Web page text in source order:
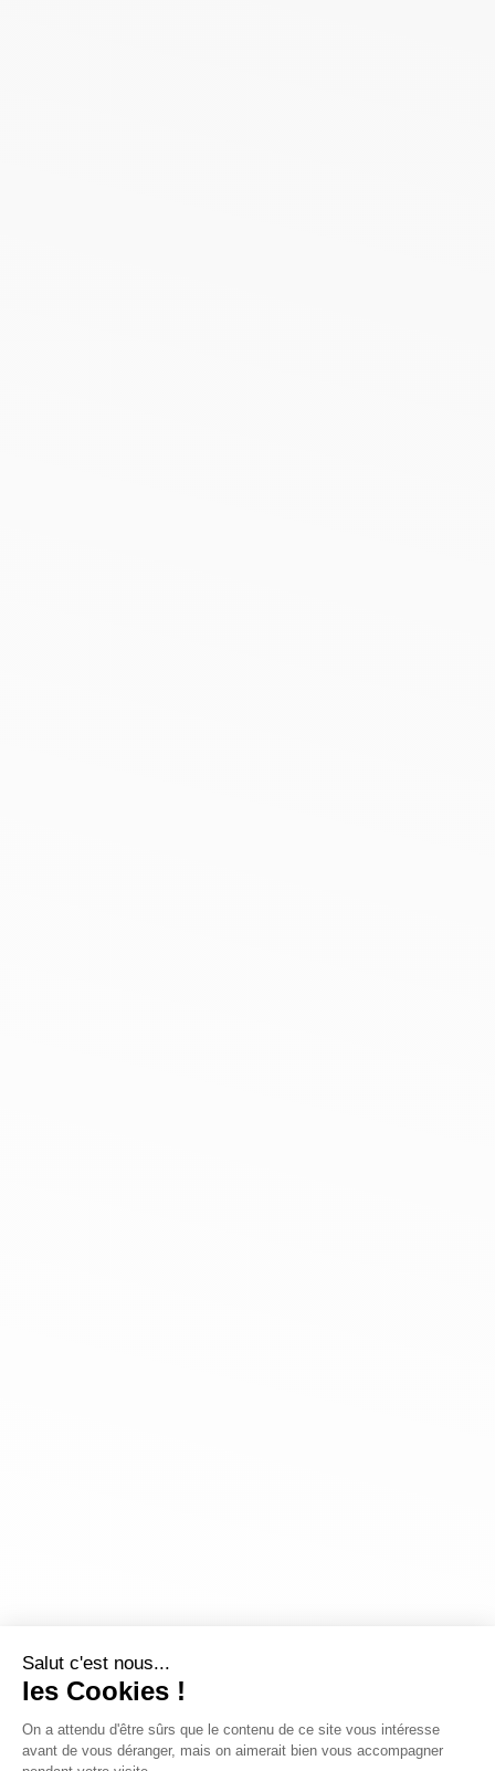
Salut c'est nous...
les Cookies !
On a attendu d'être sûrs que le contenu de ce site vous intéresse
avant de vous déranger, mais on aimerait bien vous accompagner